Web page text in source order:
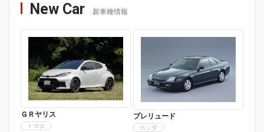
New Car 新車種情報
ＧＲヤリス
トヨタ
プレリュード
ホンダ